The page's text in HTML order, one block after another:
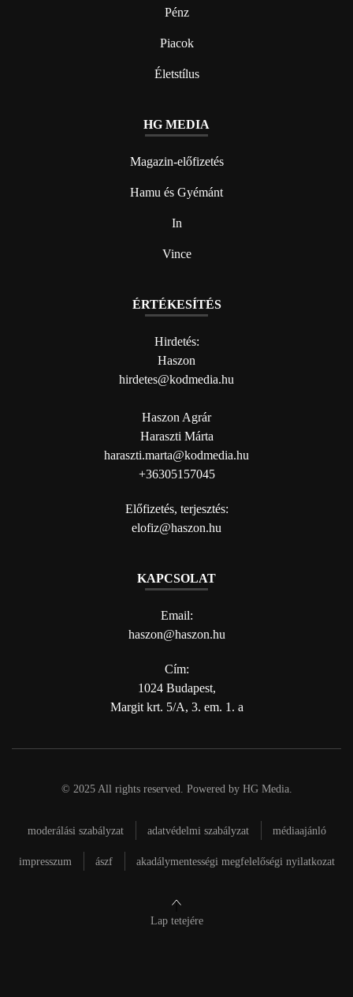
Pénz
Piacok
Életstílus
HG MEDIA
Magazin-előfizetés
Hamu és Gyémánt
In
Vince
ÉRTÉKESÍTÉS
Hirdetés:
Haszon
hirdetes@kodmedia.hu
Haszon Agrár
Haraszti Márta
haraszti.marta@kodmedia.hu
+36305157045
Előfizetés, terjesztés:
elofiz@haszon.hu
KAPCSOLAT
Email:
haszon@haszon.hu
Cím:
1024 Budapest,
Margit krt. 5/A, 3. em. 1. a
© 2025 All rights reserved. Powered by HG Media.
moderálási szabályzat adatvédelmi szabályzat médiaajánló
impresszum ászf akadálymentességi megfelelőségi nyilatkozat
Lap tetejére